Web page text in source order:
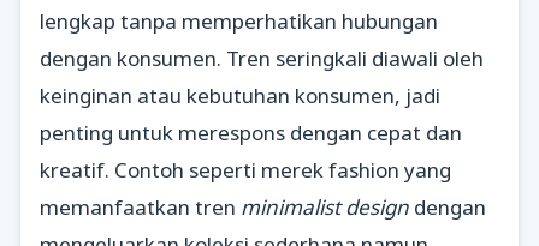
lengkap tanpa memperhatikan hubungan
dengan konsumen. Tren seringkali diawali oleh
keinginan atau kebutuhan konsumen, jadi
penting untuk merespons dengan cepat dan
kreatif. Contoh seperti merek fashion yang
memanfaatkan tren minimalist design dengan